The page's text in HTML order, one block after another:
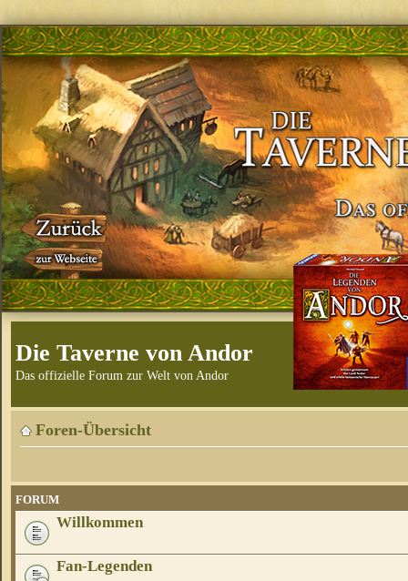
Die Taverne von Andor
Das offizielle Forum zur Welt von Andor
Foren-Übersicht
FORUM
Willkommen
Fan-Legenden